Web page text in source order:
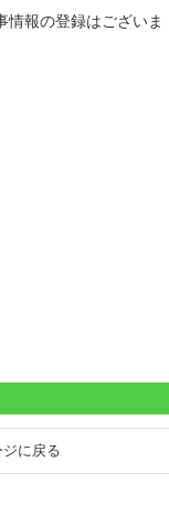
情報の登録はございま
に戻る